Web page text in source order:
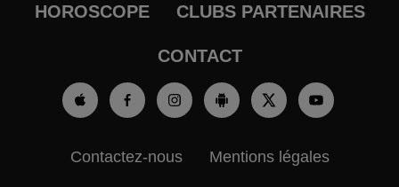
HOROSCOPE CLUBS PARTENAIRES
CONTACT
Contactez-nous Mentions légales